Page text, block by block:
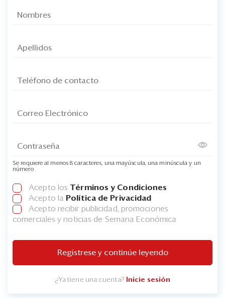
Se requiere al menos 8 caracteres, una mayúscula, una minúscula y un
número
Acepto los Términos y Condiciones
Acepto la Política de Privacidad
Acepto recibir publicidad, promociones
comerciales y noticias de Semana Económica
Regístrese y continúe leyendo
¿Ya tiene una cuenta? Inicie sesión